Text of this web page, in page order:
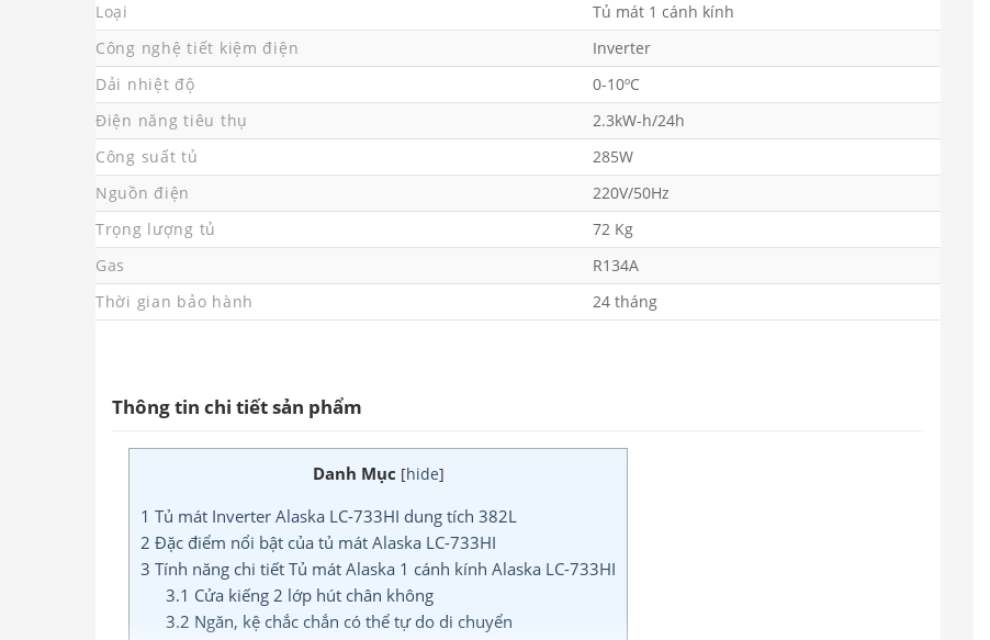
Loại
Tủ mát 1 cánh kính
Công nghệ tiết kiệm điện
Inverter
Dải nhiệt độ
0-10ºC
Điện năng tiêu thụ
2.3kW-h/24h
Công suất tủ
285W
Nguồn điện
220V/50Hz
Trọng lượng tủ
72 Kg
Gas
R134A
Thời gian bảo hành
24 tháng
Thông tin chi tiết sản phẩm
Danh Mục [hide]
1 Tủ mát Inverter Alaska LC-733HI dung tích 382L
2 Đặc điểm nổi bật của tủ mát Alaska LC-733HI
3 Tính năng chi tiết Tủ mát Alaska 1 cánh kính Alaska LC-733HI
3.1 Cửa kiếng 2 lớp hút chân không
3.2 Ngăn, kệ chắc chắn có thể tự do di chuyển